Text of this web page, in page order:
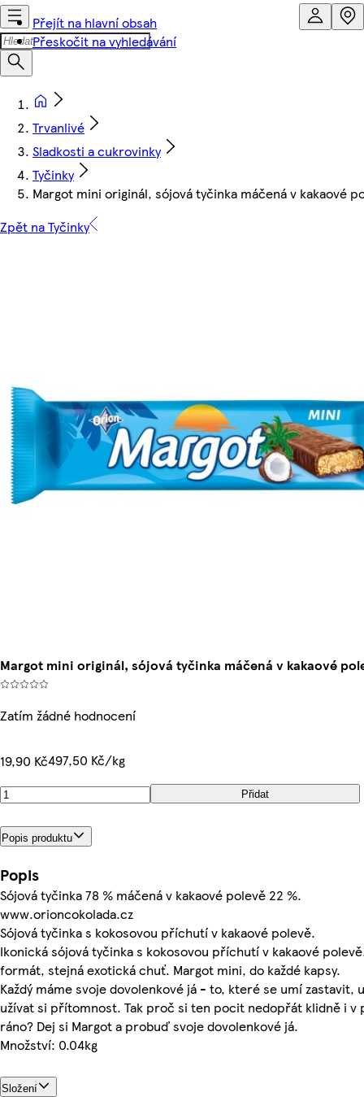
Přejít na hlavní obsah
Přeskočit na vyhledávání
Trvanlivé
Sladkosti a cukrovinky
Tyčinky
Margot mini originál, sójová tyčinka máčená v kakaové
Zpět na Tyčinky
Margot mini originál, sójová tyčinka máčená v kakaové
Zatím žádné hodnocení
19,90 Kč497,50 Kč/kg
Přidat
Popis produktu
Popis
Sójová tyčinka 78 % máčená v kakaové polevě 22 %.
www.orioncokolada.cz
Sójová tyčinka s kokosovou příchutí v kakaové polevě.
Ikonická sójová tyčinka s kokosovou příchutí v kakaové
formát, stejná exotická chuť. Margot mini, do každé kapsy.
Každý máme svoje dovolenkové já - to, které se umí zastavit,
užívat si přítomnost. Tak proč si ten pocit nedopřát klidně i v
ráno? Dej si Margot a probuď svoje dovolenkové já.
Množství: 0.04kg
Složení